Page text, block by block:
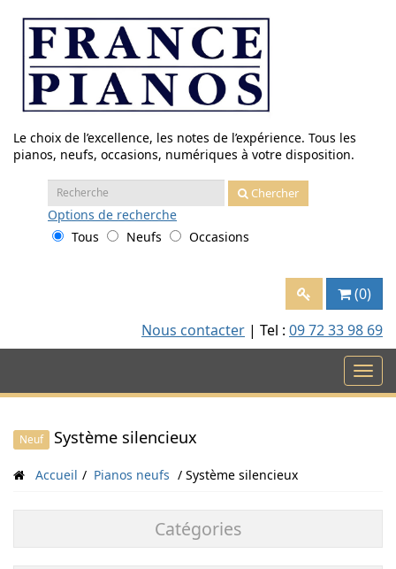
contenu
Le choix de l’excellence, les notes de l’expérience. Tous les
pianos, neufs, occasions, numériques à votre disposition.
Recherche
:
Chercher
Options de recherche
Tous
Neufs Occasions
(0)
Nous contacter | Tel : 09 72 33 98 69
Neuf Système silencieux
Accueil Pianos neufs Système silencieux
Catégories